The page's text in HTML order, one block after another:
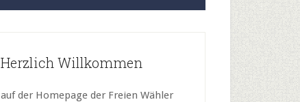
Herzlich Willkommen
auf der Homepage der Freien Wähler